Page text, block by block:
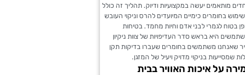
מותאמים יעשה במקצועיות ודיוק. תהליך זה כולל
בחומרים כימיים המיועדים להרס וניקוי העובש
בטוח לגמרי לבני אדם וחיות מחמד. בטיחות
היא בראש סדר העדיפויות של צוות ניקיון
שאנחנו משתמשים בחומרים שעברו בדיקות תקן
שמסייעות בניקוי מדויק ויעיל של המזגן.
על איכות האוויר בבית